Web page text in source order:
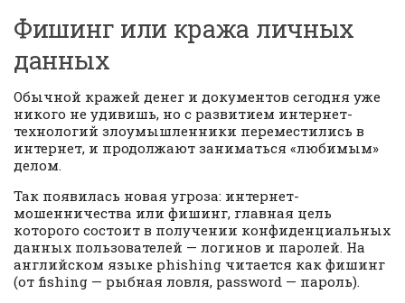
Фишинг или кража личных
данных
Обычной кражей денег и документов сегодня уже
никого не удивишь, но с развитием интернет-
технологий злоумышленники переместились в
интернет, и продолжают заниматься «любимым»
делом.
Так появилась новая угроза: интернет-
мошенничества или фишинг, главная цель
которого состоит в получении конфиденциальных
данных пользователей — логинов и паролей. На
английском языке phishing читается как фишинг
(от fishing — рыбная ловля, password — пароль).